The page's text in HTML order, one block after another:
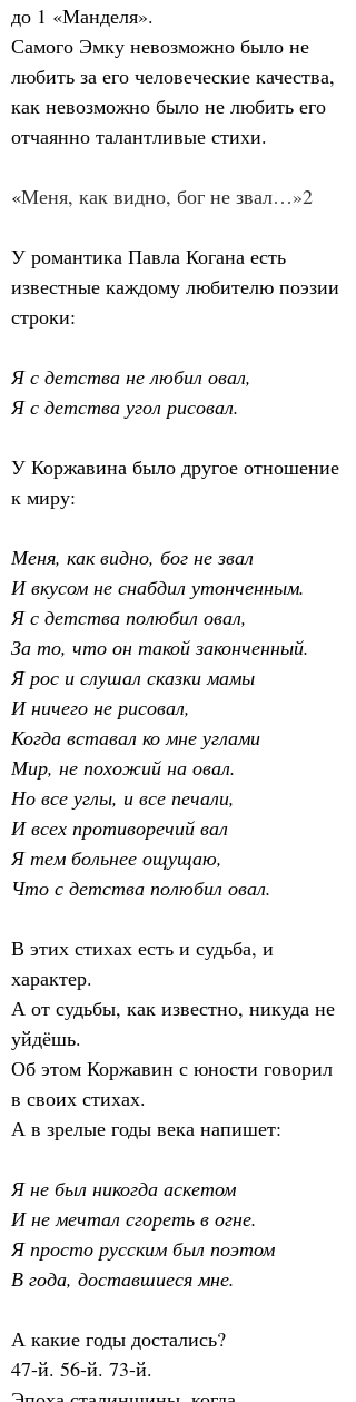
до 1 «Манделя».
Самого Эмку невозможно было не
любить за его человеческие качества,
как невозможно было не любить его
отчаянно талантливые стихи.
«Меня, как видно, бог не звал…»2
У романтика Павла Когана есть
известные каждому любителю поэзии
строки:
Я с детства не любил овал,
Я с детства угол рисовал.
У Коржавина было другое отношение
к миру:
Меня, как видно, бог не звал
И вкусом не снабдил утонченным.
Я с детства полюбил овал,
За то, что он такой законченный.
Я рос и слушал сказки мамы
И ничего не рисовал,
Когда вставал ко мне углами
Мир, не похожий на овал.
Но все углы, и все печали,
И всех противоречий вал
Я тем больнее ощущаю,
Что с детства полюбил овал.
В этих стихах есть и судьба, и
характер.
А от судьбы, как известно, никуда не
уйдёшь.
Об этом Коржавин с юности говорил
в своих стихах.
А в зрелые годы века напишет:
Я не был никогда аскетом
И не мечтал сгореть в огне.
Я просто русским был поэтом
В года, доставшиеся мне.
А какие годы достались?
47-й. 56-й. 73-й.